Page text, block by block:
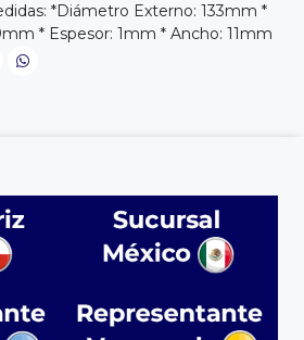
*Diámetro Externo: 133mm *
* Espesor: 1mm * Ancho: 11mm